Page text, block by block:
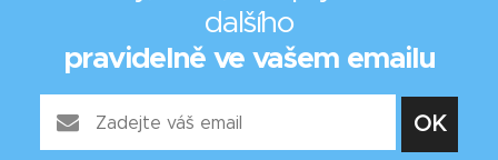
dalšího
pravidelně ve vašem emailu